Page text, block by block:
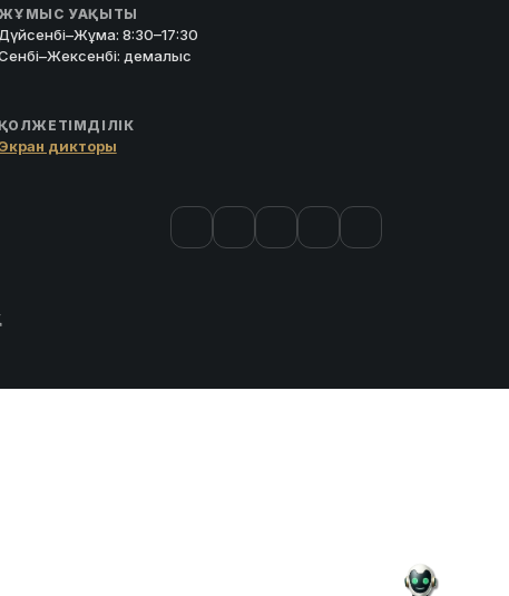
ЖҰМЫС УАҚЫТЫ
Дүйсенбі–Жұма: 8:30–17:30
демалыс
дикторы